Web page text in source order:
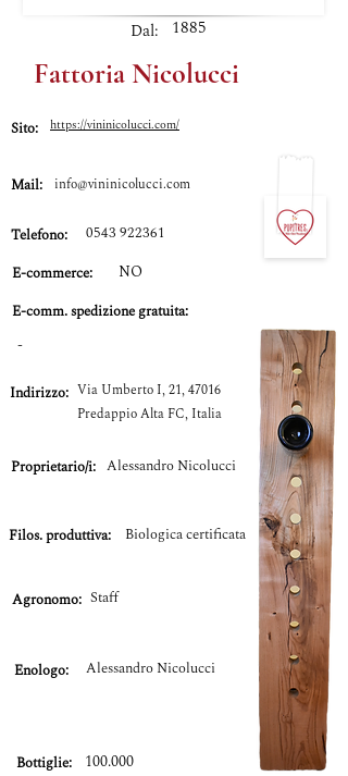
Dal: 1885
Fattoria Nicolucci
Sito: https://vininicolucci.com/
Mail: info@vininicolucci.com
Telefono:
0543 922361
E-commerce:
NO
E-comm.spedizione gratuita:
-
Alessandro Nicolucci
Proprietario/i:
Indirizzo: Via Umberto I, 21, 47016
Predappio Alta FC, Italia
Filos. produttiva: Biologica certificata
Agronomo: Staff
Enologo: Alessandro Nicolucci
Bottiglie: 100.000